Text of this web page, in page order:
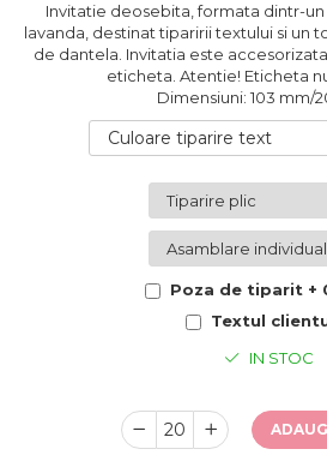
2023 Crăciun
8 Martie
Valentine's Day
HOME & OFFICE Deco
Invitatie deosebita, formata dintr-
lavanda, destinat tiparirii textului si un
de dantela. Invitatia este
eticheta. Atentie! Eticheta
Dimensiuni: 103 mm/
Culoare tiparire text
Poza de tiparit +
Textul
IN STOC